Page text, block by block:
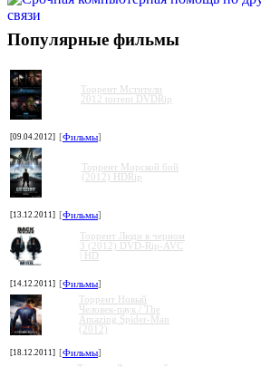
Популярные фильмы
Торрент Мстители
2012 torrent DVDRip
[09.04.2012] [Фильмы]
Торрент Морской бой
(2012) HDRip
[13.12.2011] [Фильмы]
Торрент Люди в черном
3 (2012) DVD-Rip-AVC
| HD
[14.12.2011] [Фильмы]
Торрент Новый
Человек-паук / The
Amazing Spider-Man
(2012)
[18.12.2011] [Фильмы]